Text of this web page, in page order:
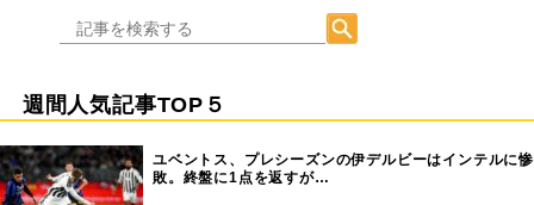
週間人気記事TOP５
ユベントス、プレシーズンの伊デルビーはインテルに惨
敗。終盤に1点を返すが…